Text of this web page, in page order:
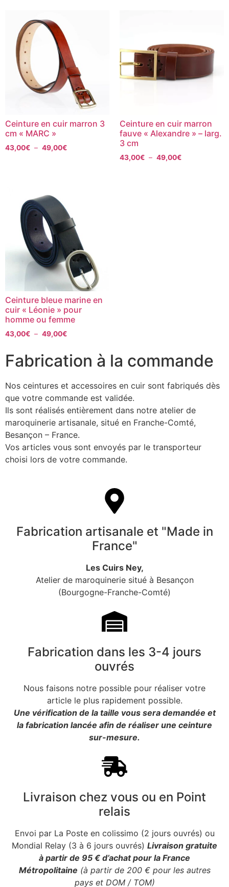
Ceinture en cuir marron 3
cm « MARC »
43,00€ – 49,00€
Ceinture en cuir marron
fauve « Alexandre » – larg.
3 cm
43,00€ – 49,00€
Ceinture bleue marine en
cuir « Léonie » pour
homme ou femme
43,00€ – 49,00€
Fabrication à la commande
Nos ceintures et accessoires en cuir sont fabriqués dès
que votre commande est validée.
Ils sont réalisés entièrement dans notre atelier de
maroquinerie artisanale, situé en Franche-Comté,
Besançon – France.
Vos articles vous sont envoyés par le transporteur
choisi lors de votre commande.
Fabrication artisanale et "Made in
France"
Les Cuirs Ney,
Atelier de maroquinerie situé à Besançon
(Bourgogne-Franche-Comté)
Fabrication dans les 3-4 jours
ouvrés
Nous faisons notre possible pour réaliser votre
article le plus rapidement possible.
Une vérification de la taille vous sera demandée et
la fabrication lancée afin de réaliser une ceinture
sur-mesure.
Livraison chez vous ou en Point
relais
Envoi par La Poste en colissimo (2 jours ouvrés) ou
Mondial Relay (3 à 6 jours ouvrés) Livraison gratuite
à partir de 95 € d’achat pour la France
Métropolitaine (à partir de 200 € pour les autres
pays et DOM / TOM)